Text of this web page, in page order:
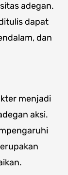
adegan.
dapat
dan
menjadi
aksi.